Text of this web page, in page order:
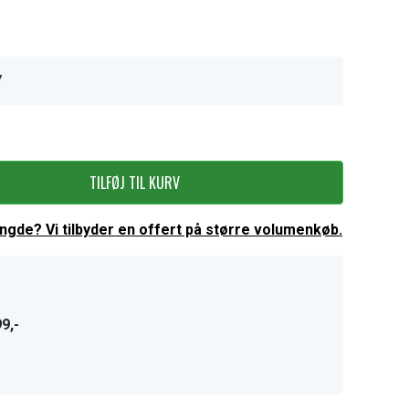
TILFØJ TIL KURV
Vi tilbyder en offert på større volumenkøb.